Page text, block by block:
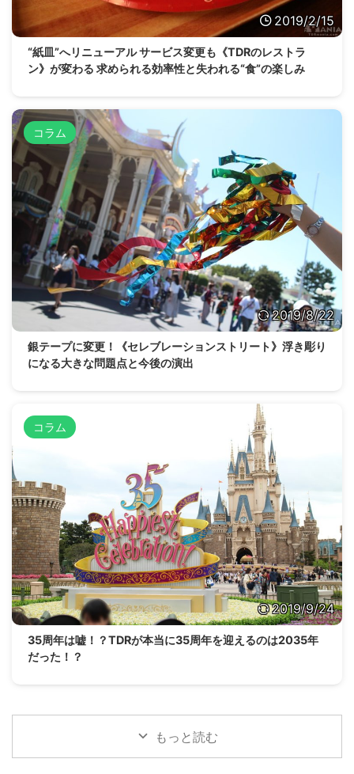
2019/2/15
“紙皿”へリニューアル サービス変更も《TDRのレストラ
ン》が変わる 求められる効率性と失われる“食”の楽しみ
コラム
2019/8/22
銀テープに変更！《セレブレーションストリート》浮き彫り
になる大きな問題点と今後の演出
コラム
2019/9/24
35周年は嘘！？TDRが本当に35周年を迎えるのは2035年
だった！？
もっと読む